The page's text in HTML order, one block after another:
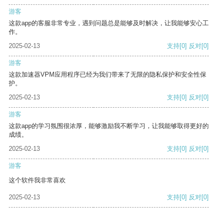
游客
这款app的客服非常专业，遇到问题总是能够及时解决，让我能够安心工
作。
2025-02-13
支持[0] 反对[0]
游客
这款加速器VPM应用程序已经为我们带来了无限的隐私保护和安全性保
护。
2025-02-13
支持[0] 反对[0]
游客
这款app的学习氛围很浓厚，能够激励我不断学习，让我能够取得更好的
成绩。
2025-02-13
支持[0] 反对[0]
游客
这个软件我非常喜欢
2025-02-13 支持[0] 反对[0]